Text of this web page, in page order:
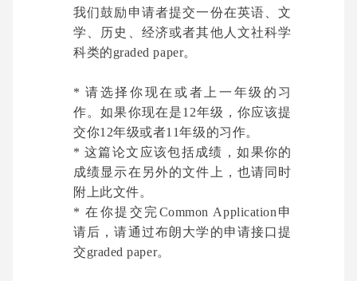
我们鼓励申请者提交一份在英语、文
学、历史、经济或者其他人文社科学
科类的graded paper。
* 请选择你现在或者上一年级的习
作。如果你现在是12年级，你应该提
交你12年级或者11年级的习作。
* 这篇论文应该包括成绩，如果你的
成绩显示在另外的文件上，也请同时
附上此文件。
* 在你提交完Common Application申
请后，请通过布朗大学的申请接口提
交graded paper。